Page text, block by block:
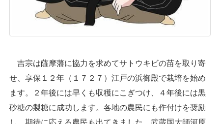
吉宗は薩摩藩に協力を求めてサトウキビの苗を取り寄
せ、享保１２年（１７２７）江戸の浜御殿で栽培を始め
ます。２年後には早くも収穫にこぎつけ、４年後には黒
砂糖の製糖に成功します。各地の農民にも作付けを奨励
し、期待に応える農民も出てきました。武蔵国大師河原